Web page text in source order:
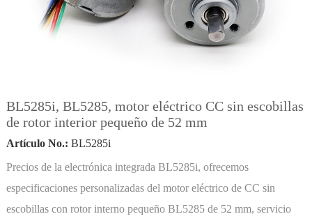
BL5285i, BL5285, motor eléctrico CC sin escobillas
de rotor interior pequeño de 52 mm
Artículo No.: BL5285i
Precios de la electrónica integrada BL5285i, ofrecemos
especificaciones personalizadas del motor eléctrico de CC sin
escobillas con rotor interno pequeño BL5285 de 52 mm, servicio